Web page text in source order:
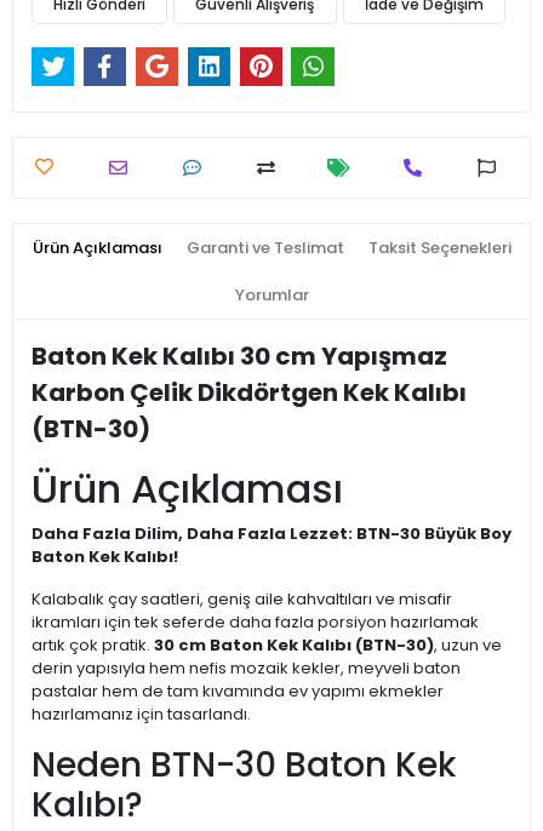
Ürün Açıklaması Garanti ve Teslimat Taksit Seçenekleri
Yorumlar
Baton Kek Kalıbı 30 cm Yapışmaz
Karbon Çelik Dikdörtgen Kek Kalıbı
(BTN-30)
Ürün Açıklaması
Daha Fazla Dilim, Daha Fazla Lezzet: BTN-30 Büyük Boy
Baton Kek Kalıbı!
Kalabalık çay saatleri, geniş aile kahvaltıları ve misafir
ikramları için tek seferde daha fazla porsiyon hazırlamak
artık çok pratik. 30 cm Baton Kek Kalıbı (BTN-30), uzun ve
derin yapısıyla hem nefis mozaik kekler, meyveli baton
pastalar hem de tam kıvamında ev yapımı ekmekler
hazırlamanız için tasarlandı.
Neden BTN-30 Baton Kek
Kalıbı?